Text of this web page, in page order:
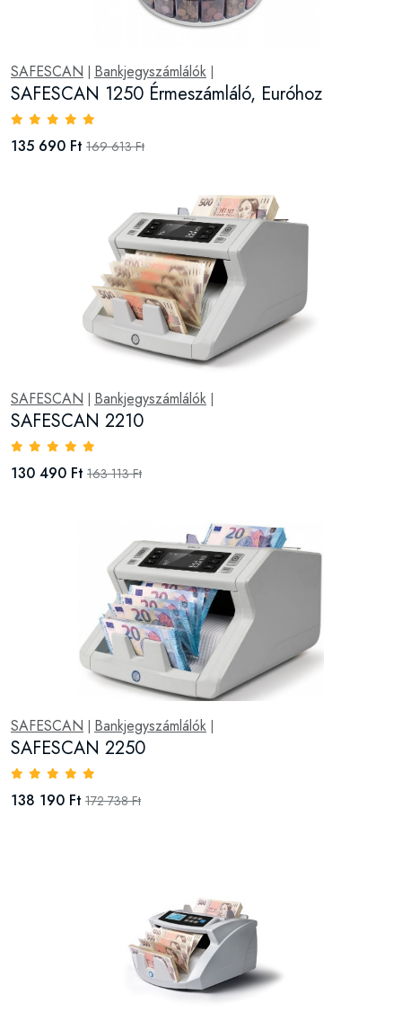
SAFESCAN Bankjegyszámlálók
SAFESCAN 1250 Érmeszámláló, Euróhoz
135 690 Ft 169 613 Ft
SAFESCAN Bankjegyszámlálók
SAFESCAN 2210
130 490 Ft 163 113 Ft
SAFESCAN Bankjegyszámlálók
SAFESCAN 2250
138 190 Ft 172 738 Ft